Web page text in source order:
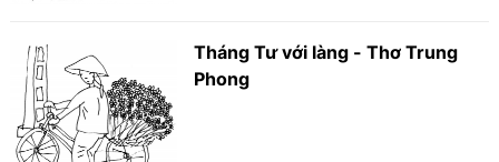
Tháng Tư với làng - Thơ Trung
Phong